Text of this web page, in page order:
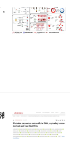
冻干血小板囊泡或成
体活检开辟新路径